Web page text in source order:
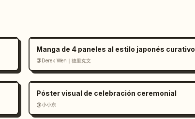
Manga de 4 paneles al estilo japonés curativo
@Derek Wen｜德里克文
Póster visual de celebración ceremonial
@小小东